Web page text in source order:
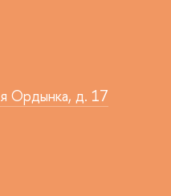
Ордынка, д. 17